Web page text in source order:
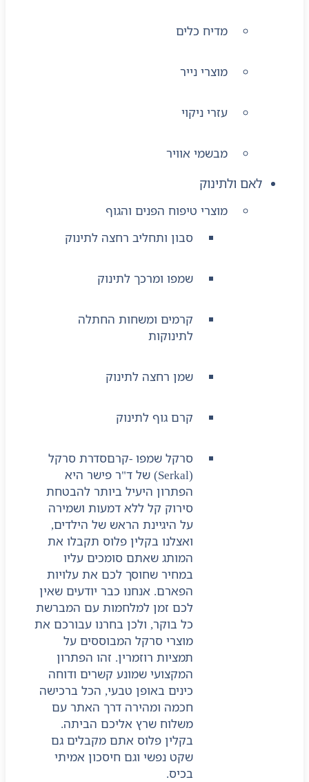
מדיח כלים
מוצרי נייר
עזרי ניקוי
מבשמי אוויר
לאם ולתינוק
מוצרי טיפוח הפנים והגוף
סבון ותחליב רחצה לתינוק
שמפו ומרכך לתינוק
קרמים ומשחות החתלה
לתינוקות
שמן רחצה לתינוק
קרם גוף לתינוק
סרקל שמפו -קרםסדרת סרקל
(Serkal) של ד"ר פישר היא
הפתרון היעיל ביותר להבטחת
סירוק קל ללא דמעות ושמירה
על היגיינת הראש של הילדים,
ואצלנו בקלין פלוס תקבלו את
המותג שאתם סומכים עליו
במחיר שחוסך לכם את עלויות
הפארם. אנחנו כבר יודעים שאין
לכם זמן למלחמות עם המברשת
כל בוקר, ולכן בחרנו עבורכם את
מוצרי סרקל המבוססים על
תמציות רוזמרין. זהו הפתרון
המקצועי שמונע קשרים ודוחה
כינים באופן טבעי, הכל ברכישה
חכמה ומהירה דרך האתר עם
משלוח שרץ אליכם הביתה.
בקלין פלוס אתם מקבלים גם
שקט נפשי וגם חיסכון אמיתי
בכיס.